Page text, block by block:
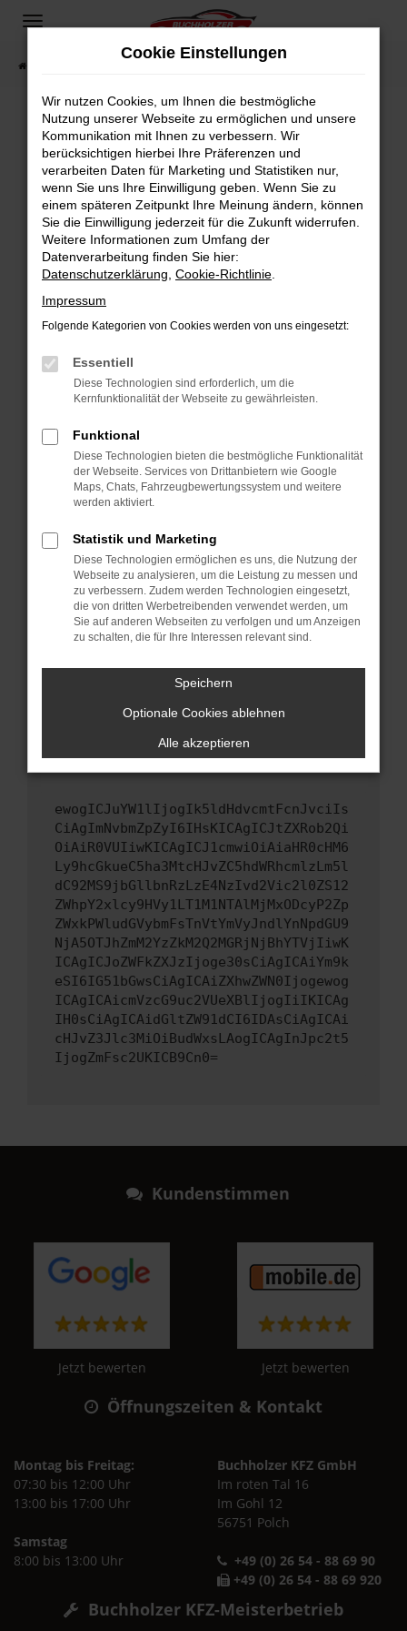
Zum
springen
Fahrzeugsuche
Fehler: Network Error
Beim Laden ist ein Fehler aufgetreten.
Hier sind ein paar Tipps, die dir helfen können:
Überprüfe deine Firewall und deine
Internetverbindung.
Laden andere Webseiten, zum Beispiel deine
Suchmaschine?
Prüfe deine Browsererweiterungen.
können das Laden bestimmter Seiten
verhindern. Funktioniert die Seite in einem
anderen Browser oder in einem privaten
Starte dein Gerät neu.
Das kann manchmal helfen, vorübergehende
Probleme zu beheben.
Betriebssystem auf dem neuesten Stand
sind.
Veraltete Software birgt nicht nur ein
Sicherheitsrisiko, sondern kann auch dazu
führen, dass bestimmte Funktionen nicht mehr
unterstützt werden.
Wende dich an den Webseitenbetreiber.
Wenn du alle oben genannten Schritte versucht
hast, kontaktiere uns bitte. Wir werden
versuchen, das Problem zu beheben. Du kannst
uns diesen Text schicken, um uns bei der
ewogICJuYW1lIjogIk5ldHdvcmtFcnJvciIs
CiAgImNvbmZpZyI6IHsKICAgICJtZXRob2Qi
OiAiR0VUIiwKICAgICJ1cmwiOiAiaHR0cHM6
Ly9hcGkueC5ha3MtcHJvZC5hdWRhcmlzLm5l
dC92MS9jbGllbnRzLzE4NzIvd2Vic2l0ZS12
ZWhpY2xlcy9HVy1LT1M1NTAlMjMxODcyP2Zp
ZWxkPWludGVybmFsTnVtYmVyJndlYnNpdGU9
NjA5OTJhZmM2YzZkM2Q2MGRjNjBhYTVjIiwK
ICAgICJoZWFkZXJzIjoge30sCiAgICAiYm9k
eSI6IG51bGwsCiAgICAiZXhwZWN0Ijogewog
ICAgICAicmVzcG9uc2VUeXBlIjogIiIKICAg
IH0sCiAgICAidGltZW91dCI6IDAsCiAgICAi
cHJvZ3Jlc3MiOiBudWxsLAogICAgInJpc2t5
IjogZmFsc2UKICB9Cn0=
Kundenstimmen
Jetzt bewerten Jetzt bewerten
Öffnungszeiten & Kontakt
Montag bis Freitag:
07:30 bis 12:00 Uhr
13:00 bis 17:00 Uhr
Samstag
8:00 bis 13:00 Uhr
Buchholzer KFZ GmbH
Im roten Tal 16
Im Gohl 12
56751 Polch
+49 (0) 26 54 - 88 69 90
+49 (0) 26 54 - 88 69 920
Buchholzer KFZ-Meisterbetrieb
Cookie Einstellungen
Wir nutzen Cookies, um Ihnen die bestmögliche
Nutzung unserer Webseite zu ermöglichen und unsere
Kommunikation mit Ihnen zu verbessern. Wir
berücksichtigen hierbei Ihre Präferenzen und
verarbeiten Daten für Marketing und Statistiken nur,
wenn Sie uns Ihre Einwilligung geben. Wenn Sie zu
einem späteren Zeitpunkt Ihre Meinung ändern, können
Sie die Einwilligung jederzeit für die Zukunft widerrufen.
Weitere Informationen zum Umfang der
Datenverarbeitung finden Sie hier:
Datenschutzerklärung Cookie-Richtlinie
Impressum
Folgende Kategorien von Cookies werden von uns eingesetzt:
Essentiell
Diese Technologien sind erforderlich, um die
Kernfunktionalität der Webseite zu gewährleisten.
Funktional
Diese Technologien bieten die bestmögliche Funktionalität
der Webseite. Services von Drittanbietern wie Google
Maps, Chats, Fahrzeugbewertungssystem und weitere
werden aktiviert.
Statistik und Marketing
Diese Technologien ermöglichen es uns, die Nutzung der
Webseite zu analysieren, um die Leistung zu messen und
zu verbessern. Zudem werden Technologien eingesetzt,
die von dritten Werbetreibenden verwendet werden, um
Sie auf anderen Webseiten zu verfolgen und um Anzeigen
zu schalten, die für Ihre Interessen relevant sind.
Speichern
Optionale Cookies ablehnen
Alle akzeptieren